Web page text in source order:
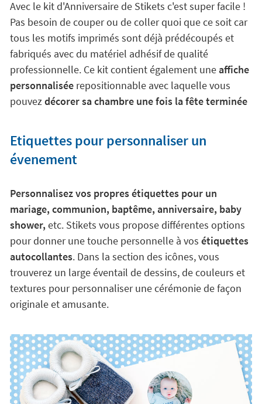
Avec le kit d'Anniversaire de Stikets c'est super facile !
Pas besoin de couper ou de coller quoi que ce soit car
tous les motifs imprimés sont déjà prédécoupés et
fabriqués avec du matériel adhésif de qualité
professionnelle. Ce kit contient également uneaffiche
personnalisée repositionnable avec laquelle vous
pouvezdécorer sa chambre une fois la fête terminée
Etiquettes pour personnaliser un
évenement
Personnalisez vos propres étiquettes pour un
mariage, communion, baptême, anniversaire, baby
shower, etc. Stikets vous propose différentes options
pour donner une touche personnelle à vos étiquettes
autocollantes. Dans la section des icônes, vous
trouverez un large éventail de dessins, de couleurs et
textures pour personnaliser une cérémonie de façon
originale et amusante.